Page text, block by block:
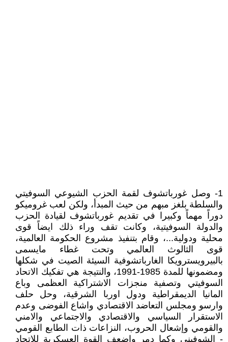
1- وصل غورباتشوف لقمة الحزب الشيوعي السوفيتي
والسلطة بلغز مبهم من حيث المبدأ، ولكن لعب غروميكو
دوراً مهماً وكبيرا في تقديم غورباتشوف لقيادة الحزب
والدولة السوفيتية، وكانت تقف وراء ذلك ايضاً قوى
محلية ودولية...، وقام بتنفيذ مشروع الحكومة العالمية،
قوى الثالوث العالمي وتحت غطاء مايسمى
بالبيرويسترويكا الغارباتشوفية السيئة الصيت في شكلها
ومضمونها للمدة 1985-1991، والنتيجة هي تفكيك الاتحاد
السوفيتي وتصفية منجزات الاشتراكية العظمى وباع
المانيا الديمقراطية ودول اوربا الشرقية، وحل حلف
وارسو ومجلس التعاضد الاقتصادي واشاع الفوضى وعدم
الاستقرار السياسي والاقتصادي والاجتماعي والامني
والقومي وإشعال الحروب، النزاعات ذات الطابع القومي
- الشوفيني وكما دمر واضعف القوة العسكرية للاتحاد